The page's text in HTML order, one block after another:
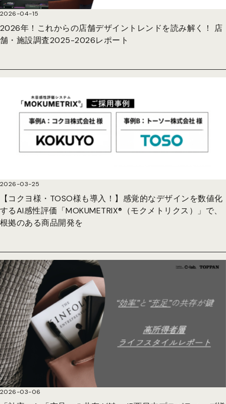
2026-04-15
2026年！これからの店舗デザイントレンドを読み解く！ 店
舗・施設調査2025-2026レポート
2026-03-25
【コクヨ様・TOSO様も導入！】感覚的なデザインを数値化
するAI感性評価「MOKUMETRIX®︎（モクメトリクス）」で、
根拠のある商品開発を
2026-03-06